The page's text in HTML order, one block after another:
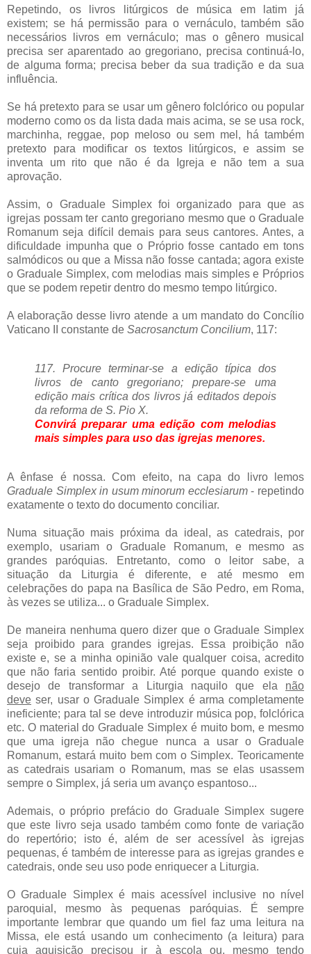
Repetindo, os livros litúrgicos de música em latim já
existem; se há permissão para o vernáculo, também são
necessários livros em vernáculo; mas o gênero musical
precisa ser aparentado ao gregoriano, precisa continuá-lo,
de alguma forma; precisa beber da sua tradição e da sua
influência.
Se há pretexto para se usar um gênero folclórico ou popular
moderno como os da lista dada mais acima, se se usa rock,
marchinha, reggae, pop meloso ou sem mel, há também
pretexto para modificar os textos litúrgicos, e assim se
inventa um rito que não é da Igreja e não tem a sua
aprovação.
Assim, o Graduale Simplex foi organizado para que as
igrejas possam ter canto gregoriano mesmo que o Graduale
Romanum seja difícil demais para seus cantores. Antes, a
dificuldade impunha que o Próprio fosse cantado em tons
salmódicos ou que a Missa não fosse cantada; agora existe
o Graduale Simplex, com melodias mais simples e Próprios
que se podem repetir dentro do mesmo tempo litúrgico.
A elaboração desse livro atende a um mandato do Concílio
Vaticano II constante de Sacrosanctum Concilium, 117:
117. Procure terminar-se a edição típica dos
livros de canto gregoriano; prepare-se uma
edição mais crítica dos livros já editados depois
da reforma de S. Pio X.
Convirá preparar uma edição com melodias
mais simples para uso das igrejas menores.
A ênfase é nossa. Com efeito, na capa do livro lemos
Graduale Simplex in usum minorum ecclesiarum- repetindo
exatamente o texto do documento conciliar.
Numa situação mais próxima da ideal, as catedrais, por
exemplo, usariam o Graduale Romanum, e mesmo as
grandes paróquias. Entretanto, como o leitor sabe, a
situação da Liturgia é diferente, e até mesmo em
celebrações do papa na Basílica de São Pedro, em Roma,
às vezes se utiliza... o Graduale Simplex.
De maneira nenhuma quero dizer que o Graduale Simplex
seja proibido para grandes igrejas. Essa proibição não
existe e, se a minha opinião vale qualquer coisa, acredito
que não faria sentido proibir. Até porque quando existe o
desejo de transformar a Liturgia naquilo que ela não
deve ser, usar o Graduale Simplex é arma completamente
ineficiente; para tal se deve introduzir música pop, folclórica
etc. O material do Graduale Simplex é muito bom, e mesmo
que uma igreja não chegue nunca a usar o Graduale
Romanum, estará muito bem com o Simplex. Teoricamente
as catedrais usariam o Romanum, mas se elas usassem
sempre o Simplex, já seria um avanço espantoso...
Ademais, o próprio prefácio do Graduale Simplex sugere
que este livro seja usado também como fonte de variação
do repertório; isto é, além de ser acessível às igrejas
pequenas, é também de interesse para as igrejas grandes e
catedrais, onde seu uso pode enriquecer a Liturgia.
O Graduale Simplex é mais acessível inclusive no nível
paroquial, mesmo às pequenas paróquias. É sempre
importante lembrar que quando um fiel faz uma leitura na
Missa, ele está usando um conhecimento (a leitura) para
cuja aquisição precisou ir à escola ou, mesmo tendo